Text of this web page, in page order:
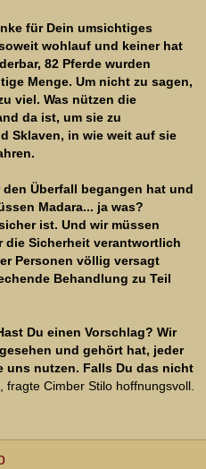
für Dein umsichtiges
wohlauf und keiner hat
82 Pferde wurden
Menge. Um nicht zu sagen,
viel. Was nützen die
da ist, um sie zu
Sklaven, in wie weit auf sie
Überfall begangen hat und
Madara... ja was?
ist. Und wir müssen
die Sicherheit verantwortlich
Personen völlig versagt
Behandlung zu Teil
Du einen Vorschlag? Wir
und gehört hat, jeder
uns nutzen. Falls Du das nicht
, fragte Cimber Stilo hoffnungsvoll.